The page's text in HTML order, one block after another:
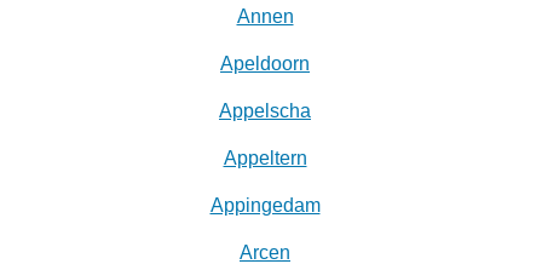
Annen
Apeldoorn
Appelscha
Appeltern
Appingedam
Arcen